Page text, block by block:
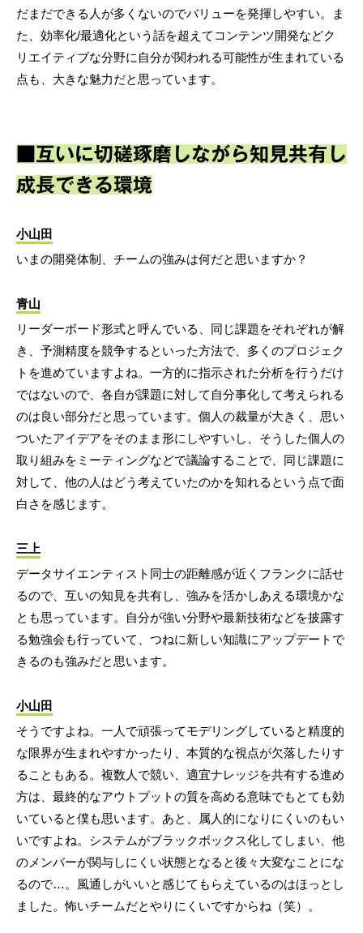
だまだできる人が多くないのでバリューを発揮しやすい。ま
た、効率化/最適化という話を超えてコンテンツ開発などク
リエイティブな分野に自分が関われる可能性が生まれている
点も、大きな魅力だと思っています。
■互いに切磋琢磨しながら知見共有し
成長できる環境
小山田
いまの開発体制、チームの強みは何だと思いますか？
青山
リーダーボード形式と呼んでいる、同じ課題をそれぞれが解
き、予測精度を競争するといった方法で、多くのプロジェク
トを進めていますよね。一方的に指示された分析を行うだけ
ではないので、各自が課題に対して自分事化して考えられる
のは良い部分だと思っています。個人の裁量が大きく、思い
ついたアイデアをそのまま形にしやすいし、そうした個人の
取り組みをミーティングなどで議論することで、同じ課題に
対して、他の人はどう考えていたのかを知れるという点で面
白さを感じます。
三上
データサイエンティスト同士の距離感が近くフランクに話せ
るので、互いの知見を共有し、強みを活かしあえる環境かな
とも思っています。自分が強い分野や最新技術などを披露す
る勉強会も行っていて、つねに新しい知識にアップデートで
きるのも強みだと思います。
小山田
そうですよね。一人で頑張ってモデリングしていると精度的
な限界が生まれやすかったり、本質的な視点が欠落したりす
ることもある。複数人で競い、適宜ナレッジを共有する進め
方は、最終的なアウトプットの質を高める意味でもとても効
いていると僕も思います。あと、属人的になりにくいのもい
いですよね。システムがブラックボックス化してしまい、他
のメンバーが関与しにくい状態となると後々大変なことにな
るので…。風通しがいいと感じてもらえているのはほっとし
ました。怖いチームだとやりにくいですからね（笑）。